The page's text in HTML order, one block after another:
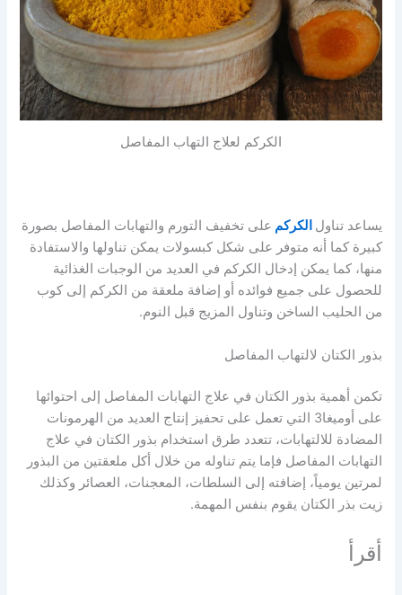
الكركم لعلاج التهاب المفاصل
يساعد تناول الكركم على تخفيف التورم والتهابات المفاصل بصورة
كبيرة كما أنه متوفر على شكل كبسولات يمكن تناولها والاستفادة
منها، كما يمكن إدخال الكركم في العديد من الوجبات الغذائية
للحصول على جميع فوائده أو إضافة ملعقة من الكركم إلى كوب
من الحليب الساخن وتناول المزيج قبل النوم.
بذور الكتان لالتهاب المفاصل
تكمن أهمية بذور الكتان في علاج التهابات المفاصل إلى احتوائها
على أوميغا3 التي تعمل على تحفيز إنتاج العديد من الهرمونات
المضادة للالتهابات، تتعدد طرق استخدام بذور الكتان في علاج
التهابات المفاصل فإما يتم تناوله من خلال أكل ملعقتين من البذور
لمرتين يومياً، إضافته إلى السلطات، المعجنات، العصائر وكذلك
زيت بذر الكتان يقوم بنفس المهمة.
أقرأ